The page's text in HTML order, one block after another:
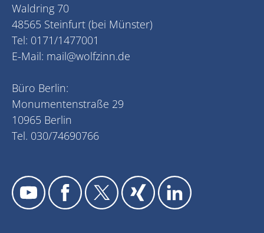
Waldring 70
48565 Steinfurt (bei Münster)
Tel: 0171/1477001
E-Mail: mail@wolfzinn.de
Büro Berlin:
Monumentenstraße 29
10965 Berlin
Tel. 030/74690766